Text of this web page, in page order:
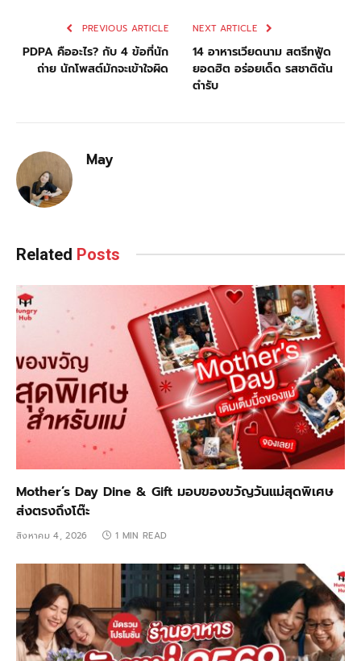
PREVIOUS ARTICLE
PDPA คืออะไร? กับ 4 ข้อที่นัก
ถ่าย นักโพสต์มักจะเข้าใจผิด
NEXT ARTICLE
14 อาหารเวียดนาม สตรีทฟู้ด
ยอดฮิต อร่อยเด็ด รสชาติต้น
ตำรับ
May
Related Posts
Mother’s Day Dine & Gift มอบของขวัญวันแม่สุดพิเศษ
ส่งตรงถึงโต๊ะ
สิงหาคม 4, 2026 1 MIN READ